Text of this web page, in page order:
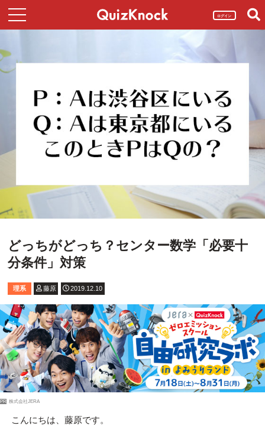
ログイン
どっちがどっち？センター数学「必要十
分条件」対策
理系 藤原 2019.12.10
PR 株式会社JERA
こんにちは、藤原です。